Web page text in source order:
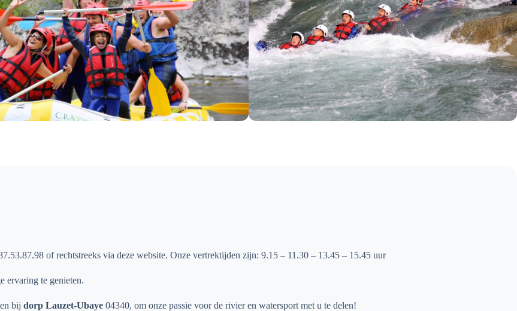
of rechtstreeks via deze website. Onze vertrektijden zijn: 9.15 – 11.30 – 13.45 – 15.45 uur
ervaring te genieten.
bijdorp Lauzet-Ubaye04340, om onze passie voor de rivier en watersport met u te delen!